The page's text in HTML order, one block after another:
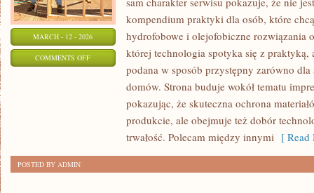
MARCH - 12 - 2026
COMMENTS OFFON
kompendium praktyki dla osób, które
hydrofobowe i olejofobiczne rozwiązania
której technologia spotyka się z praktyką,
podana w sposób przystępny zarówno
domów. Strona buduje wokół tematu
pokazując, że skuteczna ochrona
produkcie, ale obejmuje też dobór
trwałość. Polecam między innymi [ Read
POSTED BY ADMIN